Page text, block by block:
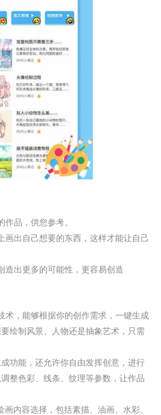
作品，供您参考。
画出自己想要的东西，这样才能让自己
造出更多的可能性，更容易创造
术，能够根据你的创作需求，一键生成
绘制风景、人物还是抽象艺术，只需
功能，还允许你自由发挥创意，进行
整色彩、线条、纹理等参数，让作品
画内容选择，包括素描、油画、水彩、